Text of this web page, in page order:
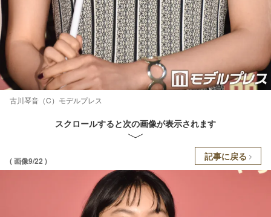
古川琴音（C）モデルプレス
スクロールすると次の画像が表示されます
( 画像9/22 ) 記事に戻る